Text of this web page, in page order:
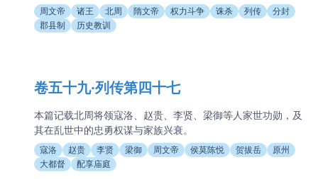
周文帝 诸王 北周 隋文帝 权力斗争 诛杀 列传
分封
郡县制
历史教训
卷五十九·列传第四十七
本篇记载北周将领寇洛、赵贵、李贤、梁御等人家世功勋，及
其在乱世中的忠勇权谋与家族兴衰。
寇洛 赵贵 李贤 梁御 周文帝 侯莫陈悦 贺拔岳
原州
大都督
配享庙庭